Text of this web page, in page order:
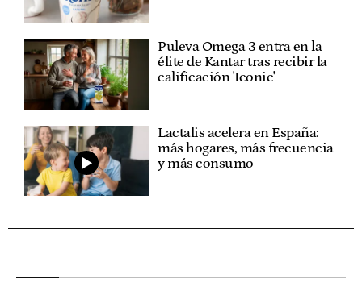
Puleva Omega 3 entra en la
élite de Kantar tras recibir la
calificación 'Iconic'
Lactalis acelera en España:
más hogares, más frecuencia
y más consumo